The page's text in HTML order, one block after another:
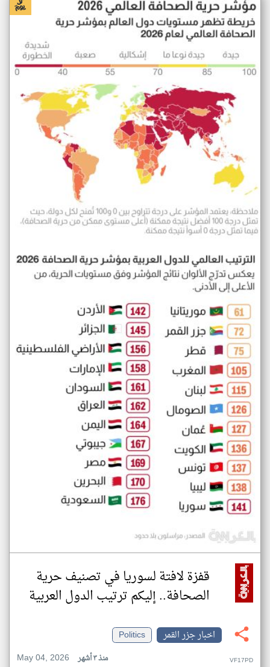
قفزة لافتة لسوريا في تصنيف حرية
الصحافة.. إليكم ترتيب الدول العربية
اخبار جزر القمر
Politics
May 04, 2026
منذ ٣ أشهر VF17PD